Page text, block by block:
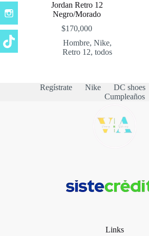
Jordan Retro 12
Negro/Morado
$170,000
Hombre, Nike,
Retro 12, todos
Regístrate Nike DC shoes
Cumpleaños
Links